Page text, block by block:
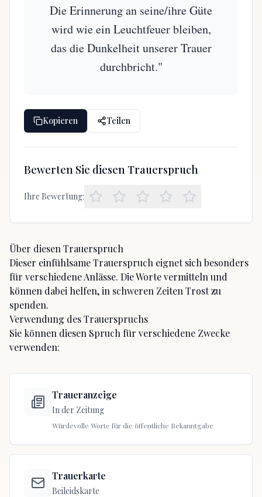
Die Erinnerung an seine/ihre Güte
wird wie ein Leuchtfeuer bleiben,
das die Dunkelheit unserer Trauer
durchbricht."
Kopieren Teilen
Bewerten Sie diesen Trauerspruch
Ihre Bewertung:
Über diesen Trauerspruch
Dieser einfühlsame Trauerspruch eignet sich besonders
für verschiedene Anlässe. Die Worte vermitteln und
können dabei helfen, in schweren Zeiten Trost zu
spenden.
Verwendung des Trauerspruchs
Sie können diesen Spruch für verschiedene Zwecke
verwenden:
Traueranzeige
In der Zeitung
Würdevolle Worte für die öffentliche Bekanntgabe
Trauerkarte
Beileidskarte